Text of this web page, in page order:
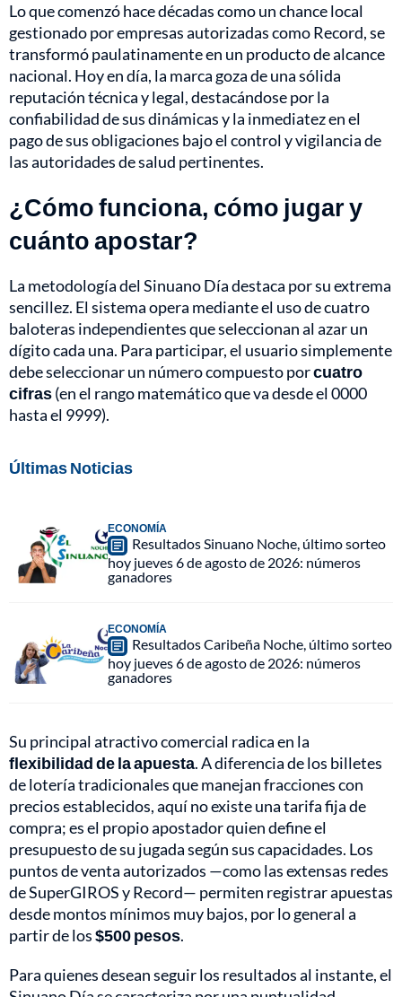
Lo que comenzó hace décadas como un chance local
gestionado por empresas autorizadas como Record, se
transformó paulatinamente en un producto de alcance
nacional. Hoy en día, la marca goza de una sólida
reputación técnica y legal, destacándose por la
confiabilidad de sus dinámicas y la inmediatez en el
pago de sus obligaciones bajo el control y vigilancia de
las autoridades de salud pertinentes.
¿Cómo funciona, cómo jugar y
cuánto apostar?
La metodología del Sinuano Día destaca por su extrema
sencillez. El sistema opera mediante el uso de cuatro
baloteras independientes que seleccionan al azar un
dígito cada una. Para participar, el usuario simplemente
debe seleccionar un número compuesto porcuatro
cifras(en el rango matemático que va desde el 0000
hasta el 9999).
Últimas Noticias
ECONOMÍA
Resultados Sinuano Noche, último sorteo
hoy jueves 6 de agosto de 2026: números
ganadores
ECONOMÍA
Resultados Caribeña Noche, último sorteo
hoy jueves 6 de agosto de 2026: números
ganadores
Su principal atractivo comercial radica en la
flexibilidad de la apuesta. A diferencia de los billetes
de lotería tradicionales que manejan fracciones con
precios establecidos, aquí no existe una tarifa fija de
compra; es el propio apostador quien define el
presupuesto de su jugada según sus capacidades. Los
puntos de venta autorizados —como las extensas redes
de SuperGIROS y Record— permiten registrar apuestas
desde montos mínimos muy bajos, por lo general a
partir de los$500 pesos.
Para quienes desean seguir los resultados al instante, el